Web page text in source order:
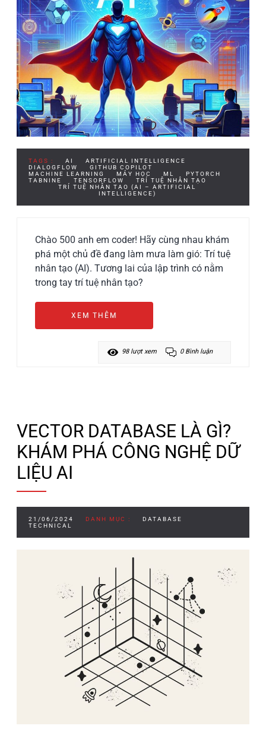
TAGS : AI
ARTIFICIAL INTELLIGENCE
DIALOGFLOW
GITHUB COPILOT
MACHINE LEARNING
MÁY HỌC ML
PYTORCH
TABNINE
TENSORFLOW
TRÍ TUỆ NHÂN TẠO
TRÍ TUỆ NHÂN TẠO (AI – ARTIFICIAL
INTELLIGENCE)
Chào 500 anh em coder! Hãy cùng nhau khám
phá một chủ đề đang làm mưa làm gió: Trí tuệ
nhân tạo (AI). Tương lai của lập trình có nằm
trong tay trí tuệ nhân tạo?
XEM THÊM
98 lượt xem 0 Bình luận
VECTOR DATABASE LÀ GÌ?
KHÁM PHÁ CÔNG NGHỆ DỮ
LIỆU AI
21/06/2024 DANH MỤC :
DATABASE
TECHNICAL